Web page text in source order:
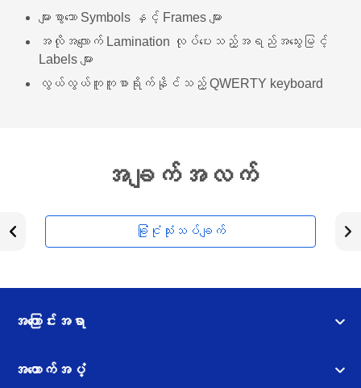
များစွာသော Symbols နှင့် Frames များ
အလိုအလျောက် Lamination လုပ်ပေးသည့်အရည်အသွေးမြင့်
Labels များ
လွယ်လွယ်ကူကူစာရိုက်နိုင်သည့် QWERTY keyboard
အချက်အလက်
ခြုံငုံသုံးသပ်ချက်
အကြောင်းအရာ
အထောက်အပံ့